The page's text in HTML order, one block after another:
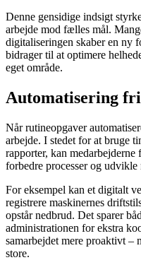
Denne gensidige indsigt
arbejde mod fælles mål.
digitaliseringen skaber en ny
bidrager til at optimere
eget område.
Automatisering
Når rutineopgaver
arbejde. I stedet for at bruge
rapporter, kan medarbejderne
forbedre processer og udvikle
For eksempel kan et digitalt
registrere maskinernes
opstår nedbrud. Det sparer
administrationen for ekstra
samarbejdet mere proaktivt –
store.